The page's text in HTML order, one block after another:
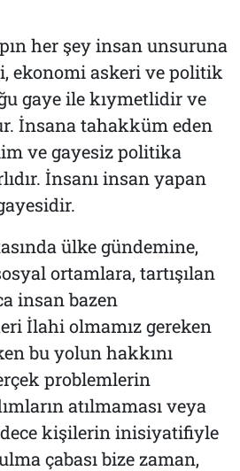
her şey insan unsuruna
ekonomi askeri ve politik
gaye ile kıymetlidir ve
İnsana tahakküm eden
ve gayesiz politika
İnsanı insan yapan
ülke gündemine,
ortamlara, tartışılan
insan bazen
İlahi olmamız gereken
bu yolun hakkını
problemlerin
atılmaması veya
kişilerin inisiyatifiyle
çabası bize zaman,